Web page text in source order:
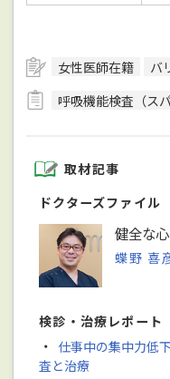
女性医師在籍 バ
呼吸機能検査（ス
取材記事
ドクターズファイル
健全な
蝶野 喜
検診・治療レポート
・ 仕事中の集中力低
査と治療